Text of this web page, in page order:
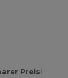
Preis!